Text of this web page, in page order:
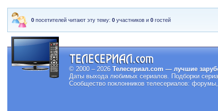
0 посетителей читают эту тему:0 участников и0 гостей
© 2000 – 2026 Телесериал.com — лучшие
Даты выхода любимых сериалов. Подборки
Сообщество поклонников телесериалов: